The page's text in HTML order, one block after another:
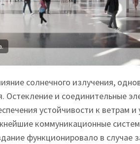
солнечного излучения,
Остекление и соединительные
устойчивости к ветрам и
коммуникационные
функционировало в случае